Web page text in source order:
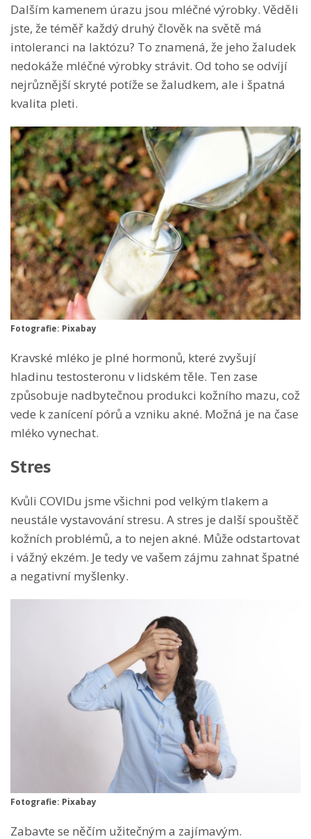
Dalším kamenem úrazu jsou mléčné výrobky. Věděli
jste, že téměř každý druhý člověk na světě má
intoleranci na laktózu? To znamená, že jeho žaludek
nedokáže mléčné výrobky strávit. Od toho se odvíjí
nejrůznější skryté potíže se žaludkem, ale i špatná
kvalita pleti.
Fotografie: Pixabay
Kravské mléko je plné hormonů, které zvyšují
hladinu testosteronu v lidském těle. Ten zase
způsobuje nadbytečnou produkci kožního mazu, což
vede k zanícení pórů a vzniku akné. Možná je na čase
mléko vynechat.
Stres
Kvůli COVIDu jsme všichni pod velkým tlakem a
neustále vystavování stresu. A stres je další spouštěč
kožních problémů, a to nejen akné. Může odstartovat
i vážný ekzém. Je tedy ve vašem zájmu zahnat špatné
a negativní myšlenky.
Fotografie: Pixabay
Zabavte se něčím užitečným a zajímavým.